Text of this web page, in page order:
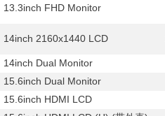
13.3inch FHD Monitor
14inch 2160x1440 LCD
14inch Dual Monitor
15.6inch Dual Monitor
15.6inch HDMI LCD